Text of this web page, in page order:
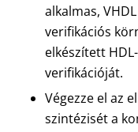
alkalmas,
verifikációs
elkészített
verifikációját.
Végezze el az
szintézisét a